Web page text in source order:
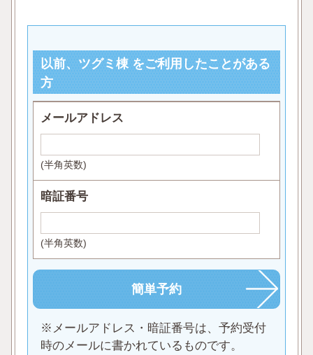
以前、ツグミ棟 をご利用したことがある
方
メールアドレス
(半角英数)
暗証番号
(半角英数)
※メールアドレス・暗証番号は、予約受付
時のメールに書かれているものです。